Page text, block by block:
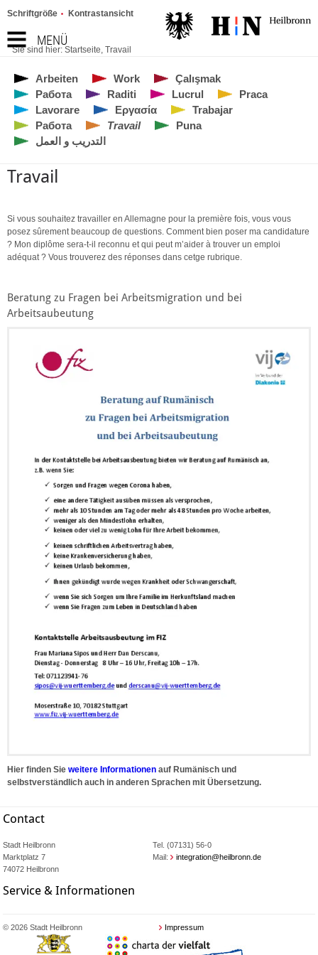
MENÜ
Schriftgröße Kontrastansicht
Sie sind hier: Startseite, Travail
Arbeiten Work
Çalışmak
Работа
Raditi Lucrul
Praca
Lavorare
Εργασία
Trabajar
Работа
Travail
Puna
التدريب و العمل
Travail
Si vous souhaitez travailler en Allemagne pour la première fois, vous vous
posez sûrement beaucoup de questions. Comment bien poser ma candidature
? Mon diplôme sera-t-il reconnu et qui peut m’aider à trouver un emploi
adéquat ? Vous trouverez des réponses dans cetge rubrique.
Beratung zu Fragen bei Arbeitsmigration und bei
Arbeitsaubeutung
Hier finden Sie weitere Informationen auf Rumänisch und
selbstverständlich auch in anderen Sprachen mit Übersetzung.
Contact
Stadt Heilbronn
Marktplatz 7
74072 Heilbronn
Tel. (07131) 56-0
Mail:
integration@heilbronn.de
Service & Informationen
© 2026 Stadt Heilbronn Impressum